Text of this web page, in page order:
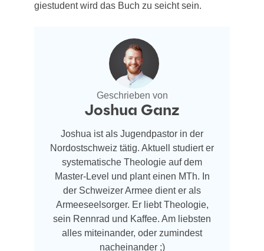
gie­stu­dent wird das Buch zu seicht sein.
Geschrieben von
Joshua Ganz
Joshua ist als Jugendpastor in der
Nordostschweiz tätig. Aktuell studiert er
systematische Theologie auf dem
Master-Level und plant einen MTh. In
der Schweizer Armee dient er als
Armeeseelsorger. Er liebt Theologie,
sein Rennrad und Kaffee. Am liebsten
alles miteinander, oder zumindest
nacheinander ;)